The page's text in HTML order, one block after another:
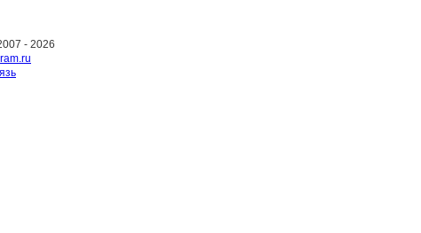
- 2026